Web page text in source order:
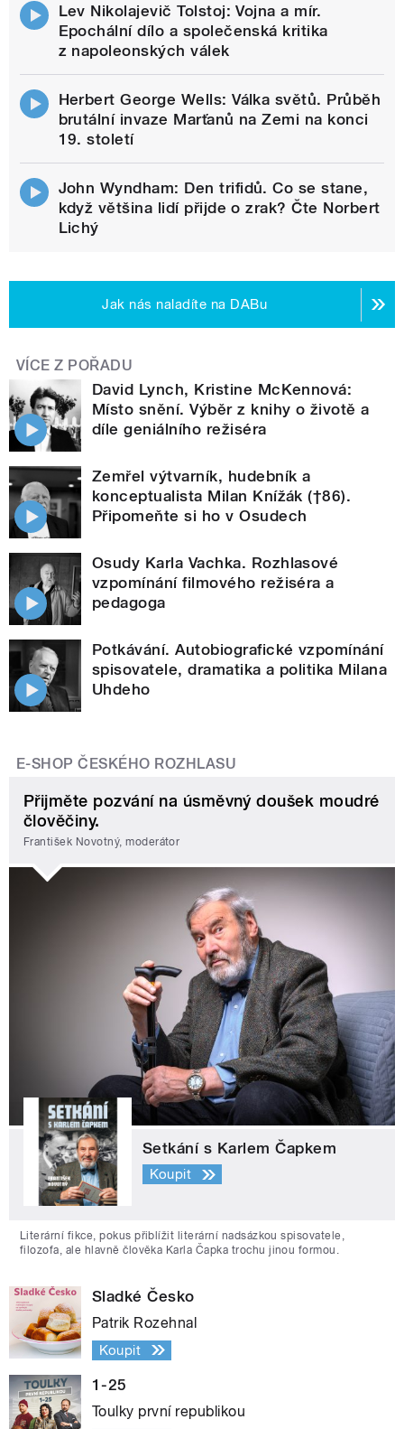
Lev Nikolajevič Tolstoj: Vojna a mír.
Epochální dílo a společenská kritika
z napoleonských válek
Herbert George Wells: Válka světů. Průběh
brutální invaze Marťanů na Zemi na konci
19. století
John Wyndham: Den trifidů. Co se stane,
když většina lidí přijde o zrak? Čte Norbert
Lichý
Jak nás naladíte na DABu
VÍCE Z POŘADU
David Lynch, Kristine McKennová:
Místo snění. Výběr z knihy o životě a
díle geniálního režiséra
Zemřel výtvarník, hudebník a
konceptualista Milan Knížák (†86).
Připomeňte si ho v Osudech
Osudy Karla Vachka. Rozhlasové
vzpomínání filmového režiséra a
pedagoga
Potkávání. Autobiografické vzpomínání
spisovatele, dramatika a politika Milana
Uhdeho
E-SHOP ČESKÉHO ROZHLASU
Přijměte pozvání na úsměvný doušek moudré
člověčiny.
František Novotný, moderátor
Setkání s Karlem Čapkem
Koupit
Literární fikce, pokus přiblížit literární nadsázkou spisovatele,
filozofa, ale hlavně člověka Karla Čapka trochu jinou formou.
Sladké Česko
Patrik Rozehnal
Koupit
1-25
Toulky první republikou